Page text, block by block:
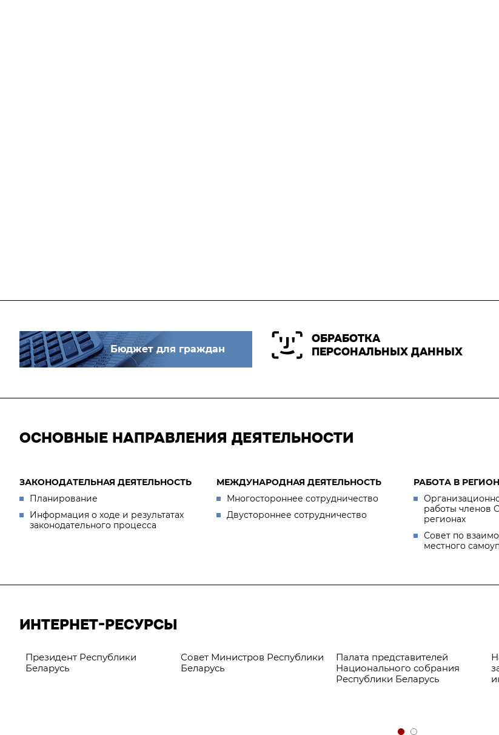
Бюджет для граждан
ОБРАБОТКА
ПЕРСОНАЛЬНЫХ ДАННЫХ
ОСНОВНЫЕ НАПРАВЛЕНИЯ ДЕЯТЕЛЬНОСТИ
ЗАКОНОДАТЕЛЬНАЯ ДЕЯТЕЛЬНОСТЬ
Планирование
Информация о ходе и результатах
законодательного процесса
МЕЖДУНАРОДНАЯ ДЕЯТЕЛЬНОСТЬ
Многостороннее сотрудничество
Двустороннее сотрудничество
РАБОТА В
работы членов
регионах
Совет по
местного
ИНТЕРНЕТ-РЕСУРСЫ
Президент Республики
Беларусь
Совет Министров Республики
Беларусь
Палата представителей
Национального собрания
Республики Беларусь